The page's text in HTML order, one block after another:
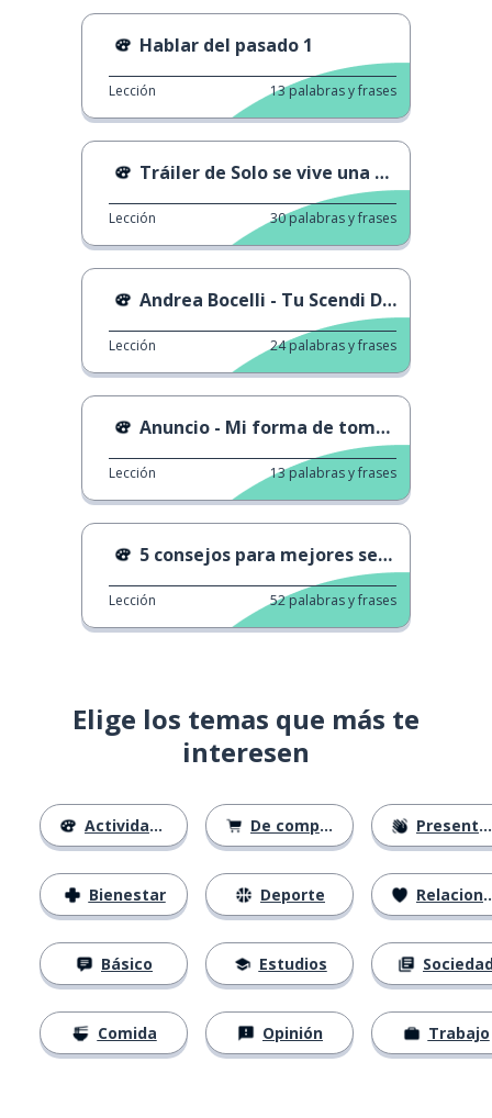
Hablar del pasado 1
Lección 13palabras y frases
Tráiler de Solo se vive una vez
Lección 30palabras y frases
Andrea Bocelli - Tu Scendi Dalle Stelle
Lección 24palabras y frases
Anuncio - Mi forma de tomar café
Lección 13palabras y frases
5 consejos para mejores selfies
Lección 52palabras y frases
Elige los temas que más te
interesen
Actividades
Bienestar
Básico
Comida
De compras
Deporte
Estudios
Opinión
Presentación
Relaciones
Trabajo